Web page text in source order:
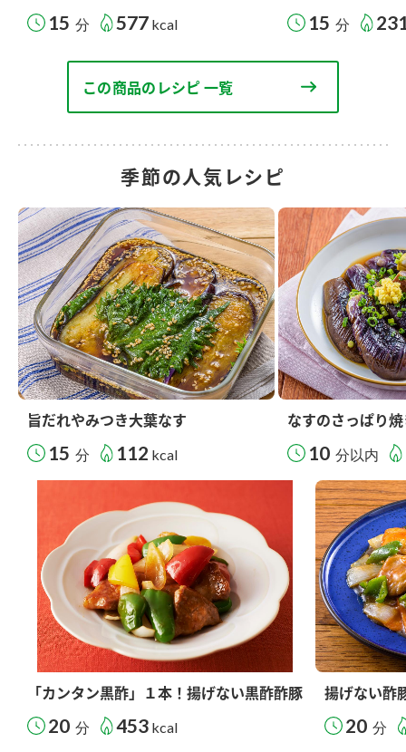
15 分 577 kcal 15 分
この商品のレシピ 一覧
季節の人気レシピ
旨だれやみつき大葉なす
15 分 112 kcal
なすのさっぱり
10 分以内
「カンタン黒酢」１本！揚げない黒酢酢豚
20 分 453 kcal
揚げない酢
20 分